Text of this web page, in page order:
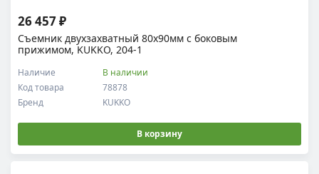
Съемник двухзахватный 80х90мм с боковым
прижимом, KUKKO, 204-1
Код товара 78878
Наличие В наличии
Бренд KUKKO
26 457 ₽
В корзину